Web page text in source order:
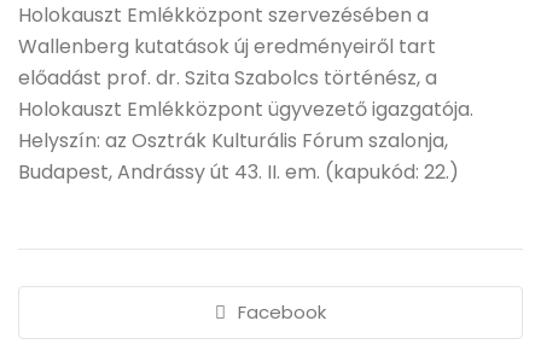
Holokauszt Emlékközpont szervezésében a
Wallenberg kutatások új eredményeiről tart
előadást prof. dr. Szita Szabolcs történész, a
Holokauszt Emlékközpont ügyvezető igazgatója.
Helyszín: az Osztrák Kulturális Fórum szalonja,
Budapest, Andrássy út 43. II. em. (kapukód: 22.)
Facebook